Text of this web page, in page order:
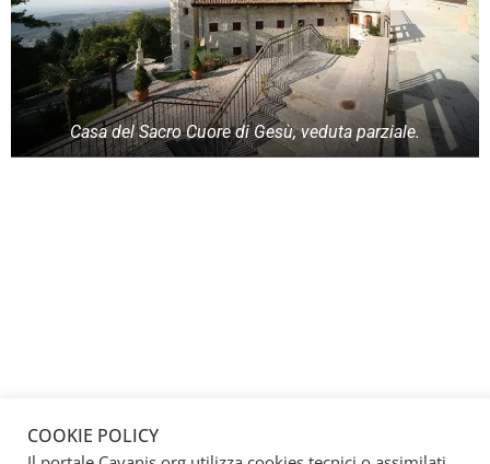
Casa del Sacro Cuore di Gesù, veduta parziale.
COOKIE POLICY